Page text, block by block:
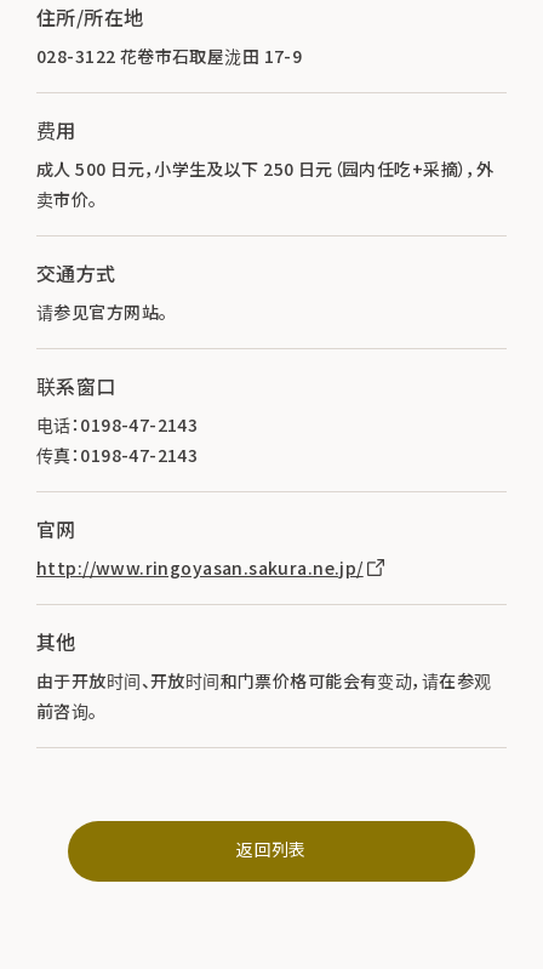
住所/所在地
028-3122 花卷市石取屋泷田 17-9
费用
成人 500 日元，小学生及以下 250 日元（园内任吃+采摘），外
卖市价。
交通方式
请参见官方网站。
联系窗口
电话：0198-47-2143
传真：0198-47-2143
官网
http://www.ringoyasan.sakura.ne.jp/
其他
由于开放时间、开放时间和门票价格可能会有变动，请在参观
前咨询。
返回列表